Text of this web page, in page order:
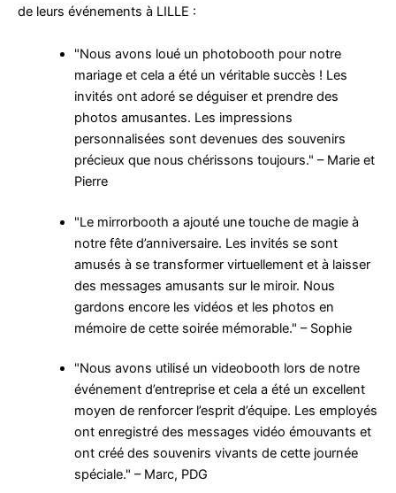
de leurs événements à LILLE :
"Nous avons loué un photobooth pour notre
mariage et cela a été un véritable succès ! Les
invités ont adoré se déguiser et prendre des
photos amusantes. Les impressions
personnalisées sont devenues des souvenirs
précieux que nous chérissons toujours." – Marie et
Pierre
"Le mirrorbooth a ajouté une touche de magie à
notre fête d’anniversaire. Les invités se sont
amusés à se transformer virtuellement et à laisser
des messages amusants sur le miroir. Nous
gardons encore les vidéos et les photos en
mémoire de cette soirée mémorable." – Sophie
"Nous avons utilisé un videobooth lors de notre
événement d’entreprise et cela a été un excellent
moyen de renforcer l’esprit d’équipe. Les employés
ont enregistré des messages vidéo émouvants et
ont créé des souvenirs vivants de cette journée
spéciale." – Marc, PDG